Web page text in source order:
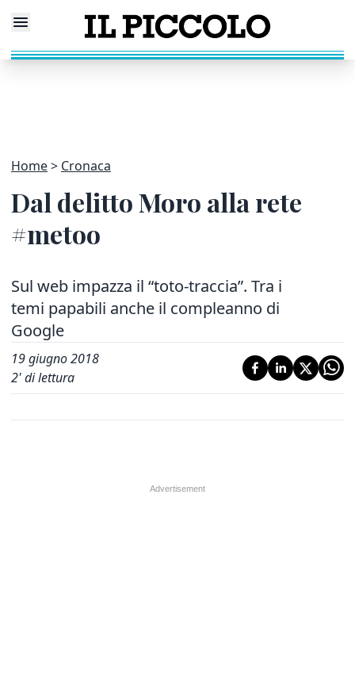
Home Cronaca
Dal delitto Moro alla rete
#metoo
Sul web impazza il “toto-traccia”. Tra i
temi papabili anche il compleanno di
Google
19 giugno 2018
2' di lettura